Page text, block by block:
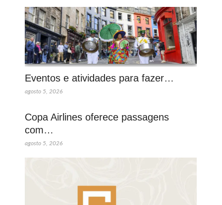
Eventos e atividades para fazer…
agosto 5, 2026
Copa Airlines oferece passagens
com…
agosto 5, 2026